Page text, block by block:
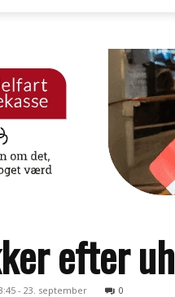
efter
- 23. september 0